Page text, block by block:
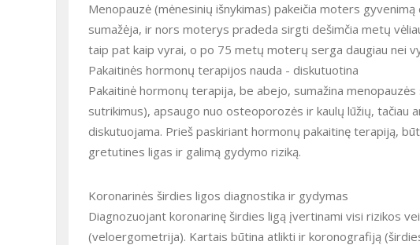
Menopauzė (mėnesinių išnykimas) pakeičia moters
sumažėja, ir nors moterys pradeda sirgti dešimčia metų
taip pat kaip vyrai, o po 75 metų moterų serga daugiau nei
Pakaitinės hormonų terapijos nauda - diskutuotina
Pakaitinė hormonų terapija, be abejo, sumažina
sutrikimus), apsaugo nuo osteoporozės ir kaulų lūžių, tačiau
diskutuojama. Prieš paskiriant hormonų pakaitinę terapiją,
gretutines ligas ir galimą gydymo riziką.
Koronarinės širdies ligos diagnostika ir gydymas
Diagnozuojant koronarinę širdies ligą įvertinami visi rizikos
(veloergometrija). Kartais būtina atlikti ir koronografiją